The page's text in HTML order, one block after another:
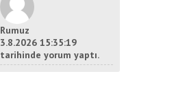
Rumuz
3.8.2026 15:35:19
tarihinde yorum yaptı.